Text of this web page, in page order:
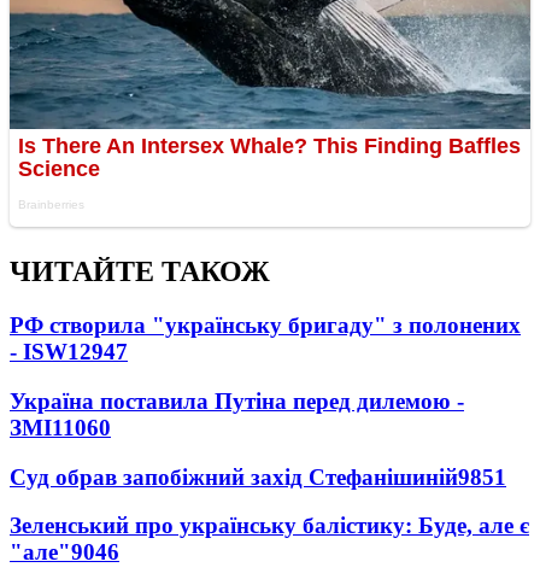
ЧИТАЙТЕ ТАКОЖ
РФ створила "українську бригаду" з полонених
- ISW12947
Україна поставила Путіна перед дилемою -
ЗМІ11060
Суд обрав запобіжний захід Стефанішиній9851
Зеленський про українську балістику: Буде, але є
"але"9046